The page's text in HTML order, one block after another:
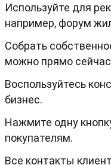
Используйте для
например, форум
Собрать
можно прямо
Воспользуйтесь
бизнес.
Нажмите одну
покупателям.
Все контакты